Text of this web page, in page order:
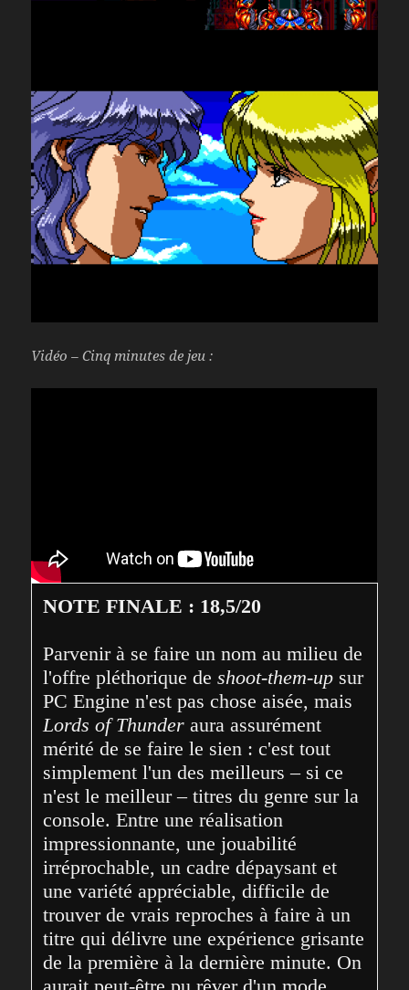
Vidéo – Cinq minutes de jeu :
NOTE FINALE : 18,5/20
Parvenir à se faire un nom au milieu de
l'offre pléthorique de shoot-them-up sur
Lords of Thunder aura assurément
mérité de se faire le sien : c'est tout
simplement l'un des meilleurs – si ce
n'est le meilleur – titres du genre sur la
console. Entre une réalisation
impressionnante, une jouabilité
irréprochable, un cadre dépaysant et
une variété appréciable, difficile de
trouver de vrais reproches à faire à un
titre qui délivre une expérience grisante
de la première à la dernière minute. On